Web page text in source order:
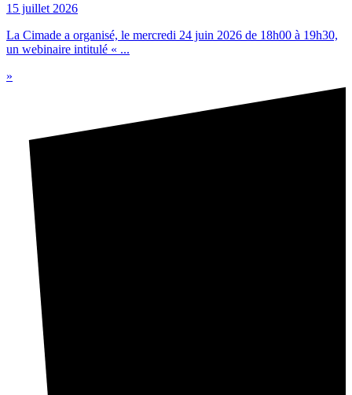
15 juillet 2026
La Cimade a organisé, le mercredi 24 juin 2026 de 18h00 à 19h30,
un webinaire intitulé « ...
»